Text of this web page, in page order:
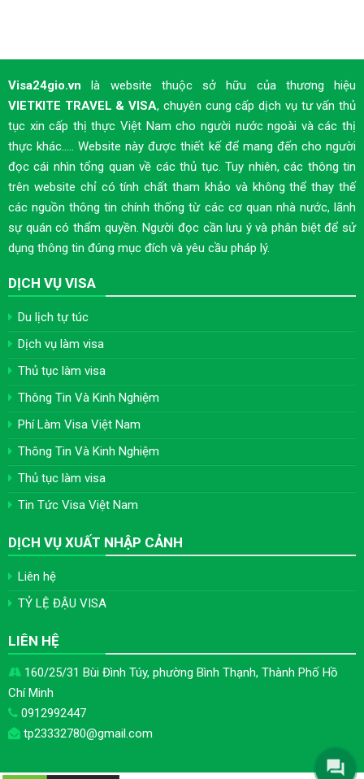
Visa24gio.vn là website thuộc sở hữu của thương hiệu
VIETKITE TRAVEL & VISA, chuyên cung cấp dịch vụ tư vấn thủ
tục xin cấp thị thực Việt Nam cho người nước ngoài và các thị
thực khác..... Website này được thiết kế để mang đến cho người
đọc cái nhìn tổng quan về các thủ tục. Tuy nhiên, các thông tin
trên website chỉ có tính chất tham khảo và không thể thay thế
các nguồn thông tin chính thống từ các cơ quan nhà nước, lãnh
sự quán có thẩm quyền. Người đọc cần lưu ý và phân biệt để sử
dụng thông tin đúng mục đích và yêu cầu pháp lý.
DỊCH VỤ VISA
Du lịch tự túc
Dịch vụ làm visa
Thủ tục làm visa
Thông Tin Và Kinh Nghiệm
Phí Làm Visa Việt Nam
Thông Tin Và Kinh Nghiệm
Thủ tục làm visa
Tin Tức Visa Việt Nam
DỊCH VỤ XUẤT NHẬP CẢNH
Liên hệ
TỶ LỆ ĐẬU VISA
LIÊN HỆ
160/25/31 Bùi Đình Túy, phường Bình Thạnh, Thành Phố Hồ
Chí Minh
0912992447
tp23332780@gmail.com